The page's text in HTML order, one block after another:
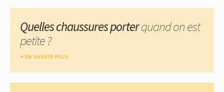
Quelles chaussures porterquand on est
petite ?
EN SAVOIR PLUS